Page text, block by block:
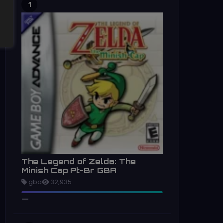
1
The Legend of Zelda: The
Minish Cap Pt-Br GBA
gba 32,935